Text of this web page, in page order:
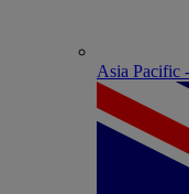
Asia Pacific